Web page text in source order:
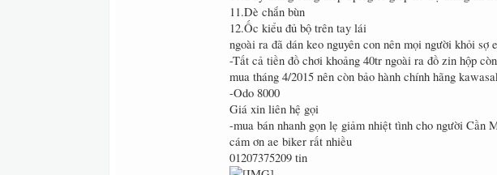
11.Dè chắn bùn
12.Ốc kiểu đủ bộ trên tay lái
ngoài ra đã dán keo nguyên con nên mọi người khỏi sợ
-Tất cả tiền đồ chơi khoảng 40tr ngoài ra đồ zin hộp
mua tháng 4/2015 nên còn bảo hành chính hãng
-Odo 8000
Giá xin liên hệ gọi
-mua bán nhanh gọn lẹ giảm nhiệt tình cho người Cần
cám ơn ae biker rất nhiều
01207375209 tin